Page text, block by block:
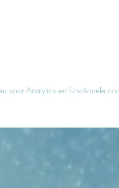
voor Analytics en functionele